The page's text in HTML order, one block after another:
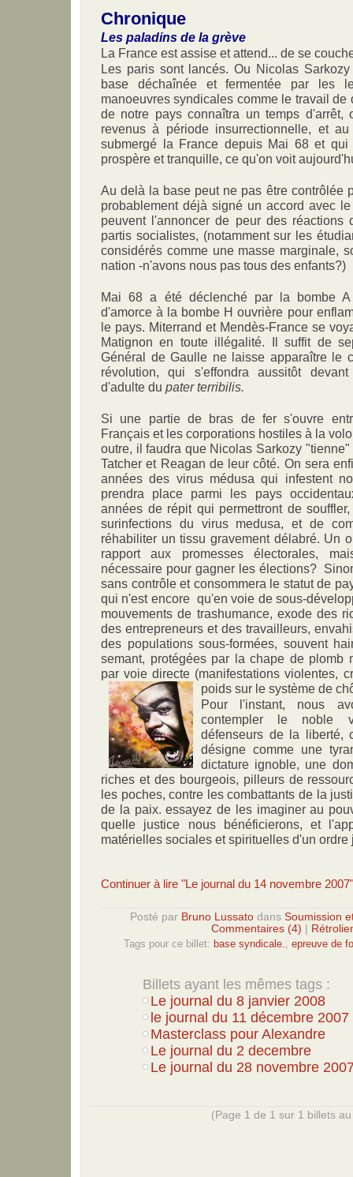
Chronique
Les paladins de la grève
La France est assise et attend... de se
Les paris sont lancés. Ou Nicolas
base déchaînée et fermentée par les
manoeuvres syndicales comme le travail de
de notre pays connaîtra un temps
revenus à période insurrectionnelle, et
submergé la France depuis Mai 68 et
prospère et tranquille, ce qu'on voit
Au delà la base peut ne pas être contrôlée
probablement déjà signé un accord avec
peuvent l'annoncer de peur des
partis socialistes, (notamment sur les
considérés comme une masse marginale,
nation -n'avons nous pas tous des enfants?)
Mai 68 a été déclenché par la bombe
d'amorce à la bombe H ouvrière pour
le pays. Miterrand et Mendès-France se
Matignon en toute illégalité. Il suffit de
Général de Gaulle ne laisse apparaître le
révolution, qui s'effondra aussitôt
d'adulte du pater terribilis.
Si une partie de bras de fer s'ouvre
Français et les corporations hostiles à la
outre, il faudra que Nicolas Sarkozy
Tatcher et Reagan de leur côté. On sera
années des virus médusa qui infestent
prendra place parmi les pays
années de répit qui permettront de
surinfections du virus medusa, et de
réhabiliter un tissu gravement délabré. Un
rapport aux promesses électorales,
nécessaire pour gagner les élections?
sans contrôle et consommera le statut de
qui n'est encore qu'en voie de sous-
mouvements de trashumance, exode des
des entrepreneurs et des travailleurs,
des populations sous-formées, souvent
semant, protégées par la chape de plomb
par voie directe (manifestations violentes,
poids sur le système de
Pour l'instant, nous
contempler le noble
défenseurs de la liberté,
désigne comme une
dictature ignoble, une
riches et des bourgeois, pilleurs de
les poches, contre les combattants de la
de la paix. essayez de les imaginer au
quelle justice nous bénéficierons, et
matérielles sociales et spirituelles d'un
Continuer à lire "Le journal du 14 novembre 2007"
Posté par Bruno Lussato dans Soumission
Commentaires (4)
Tags pour ce billet: base syndicale. epreuve de
Billets ayant les mêmes tags :
Le journal du 8 janvier 2008
le journal du 11 décembre 2007
Masterclass pour Alexandre
Le journal du 2 decembre
Le journal du 28 novembre
(Page 1 de 1 sur 1 billets